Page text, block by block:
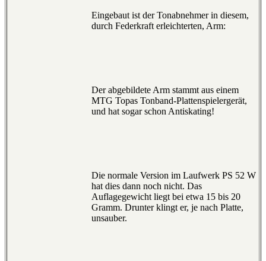
Eingebaut ist der Tonabnehmer in diesem,
durch Federkraft erleichterten, Arm:
Der abgebildete Arm stammt aus einem
MTG Topas Tonband-Plattenspielergerät,
und hat sogar schon Antiskating!
Die normale Version im Laufwerk PS 52 W
hat dies dann noch nicht. Das
Auflagegewicht liegt bei etwa 15 bis 20
Gramm. Drunter klingt er, je nach Platte,
unsauber.